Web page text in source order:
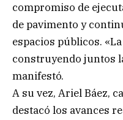
compromiso de
de pavimento y
espacios públicos.
construyendo juntos
manifestó.
A su vez, Ariel Báez,
destacó los avances